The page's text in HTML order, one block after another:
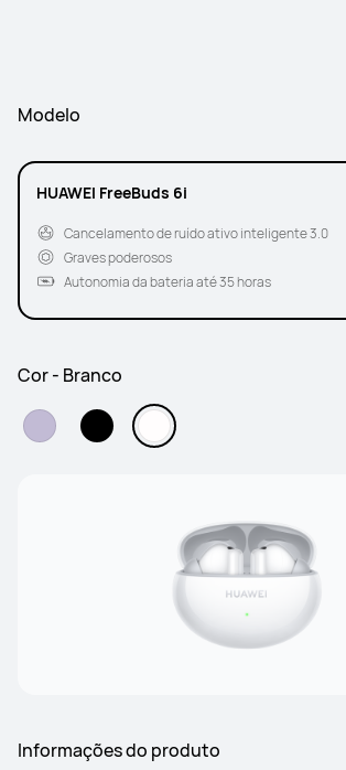
Modelo
HUAWEI FreeBuds 6i
Cancelamento de ruído ativo inteligente 3.0
Graves poderosos
Autonomia da bateria até 35 horas
Cor - Branco
Informações do produto